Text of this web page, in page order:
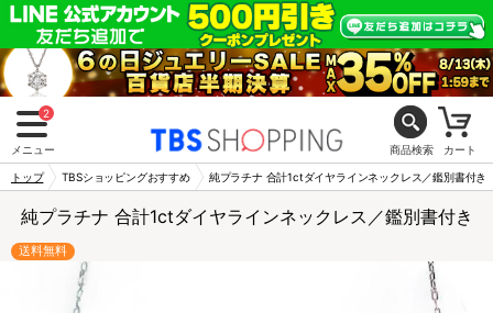
2
メニュー 商品検索 カート
トップ TBSショッピングおすすめ 純プラチナ 合計1ctダイヤラインネックレス／鑑別書付き
純プラチナ 合計1ctダイヤラインネックレス／鑑別書付き
送料無料